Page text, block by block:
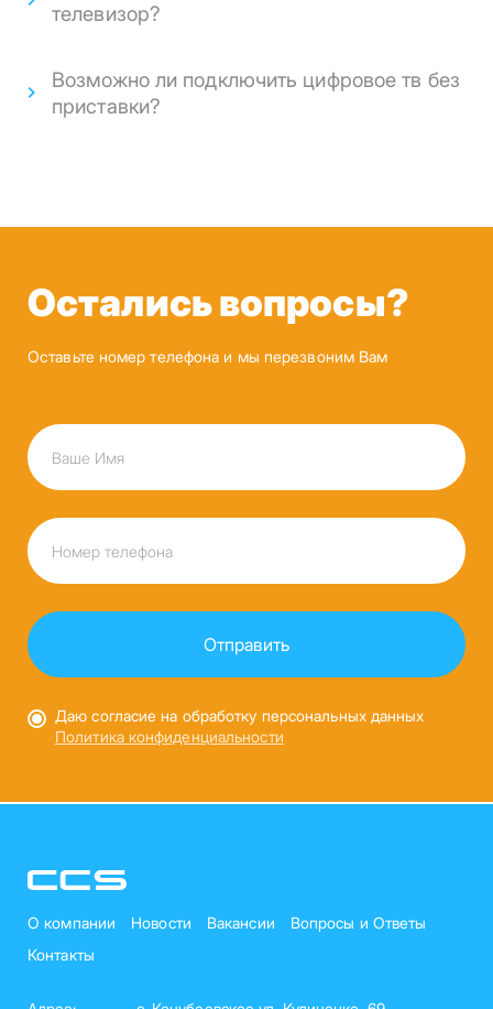
телевизор?
Возможно ли подключить цифровое тв без
приставки?
Остались вопросы?
Оставьте номер телефона и мы перезвоним Вам
Даю согласие на обработку персональных данных
Политика конфиденциальности
О компании Новости Вакансии
Вопросы и Ответы
Контакты